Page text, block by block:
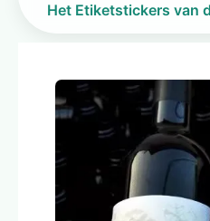
Het Etiketstickers van